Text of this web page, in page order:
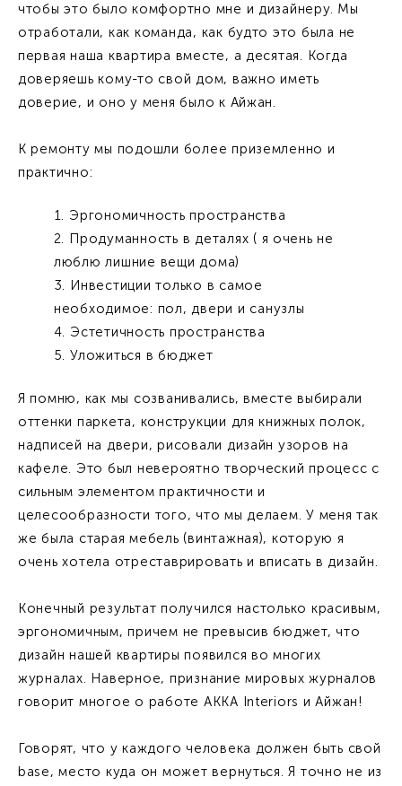
чтобы это было комфортно мне и дизайнеру. Мы
отработали, как команда, как будто это была не
первая наша квартира вместе, а десятая. Когда
доверяешь кому-то свой дом, важно иметь
доверие, и оно у меня было к Айжан.
К ремонту мы подошли более приземленно и
практично:
Эргономичность пространства
Продуманность в деталях ( я очень не
люблю лишние вещи дома)
Инвестиции только в самое
необходимое: пол, двери и санузлы
Эстетичность пространства
Уложиться в бюджет
Я помню, как мы созванивались, вместе выбирали
оттенки паркета, конструкции для книжных полок,
надписей на двери, рисовали дизайн узоров на
кафеле. Это был невероятно творческий процесс с
сильным элементом практичности и
целесообразности того, что мы делаем. У меня так
же была старая мебель (винтажная), которую я
очень хотела отреставрировать и вписать в дизайн.
Конечный результат получился настолько красивым,
эргономичным, причем не превысив бюджет, что
дизайн нашей квартиры появился во многих
журналах. Наверное, признание мировых журналов
говорит многое о работе АККА Interiors и Айжан!
Говорят, что у каждого человека должен быть свой
base, место куда он может вернуться. Я точно не из